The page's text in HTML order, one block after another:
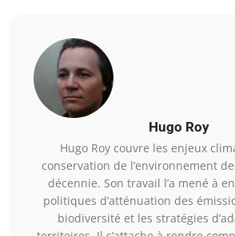
Hugo Roy
Hugo Roy couvre les enjeux
conservation de l’environnement
décennie. Son travail l’a mené à
politiques d’atténuation des
biodiversité et les stratégies